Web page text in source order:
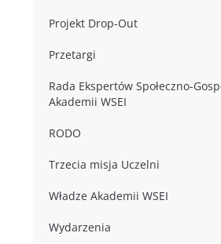
Projekt Drop-Out
Przetargi
Rada Ekspertów Społeczno-
Akademii WSEI
RODO
Trzecia misja Uczelni
Władze Akademii WSEI
Wydarzenia